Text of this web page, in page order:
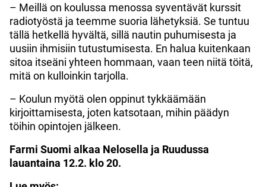
– Meillä on koulussa menossa syventävät kurssit
radiotyöstä ja teemme suoria lähetyksiä. Se tuntuu
tällä hetkellä hyvältä, sillä nautin puhumisesta ja
uusiin ihmisiin tutustumisesta. En halua kuitenkaan
sitoa itseäni yhteen hommaan, vaan teen niitä töitä,
mitä on kulloinkin tarjolla.
– Koulun myötä olen oppinut tykkäämään
kirjoittamisesta, joten katsotaan, mihin päädyn
töihin opintojen jälkeen.
Farmi Suomi alkaa Nelosella ja Ruudussa
lauantaina 12.2. klo 20.